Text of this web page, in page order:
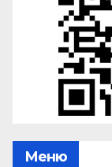
Меню